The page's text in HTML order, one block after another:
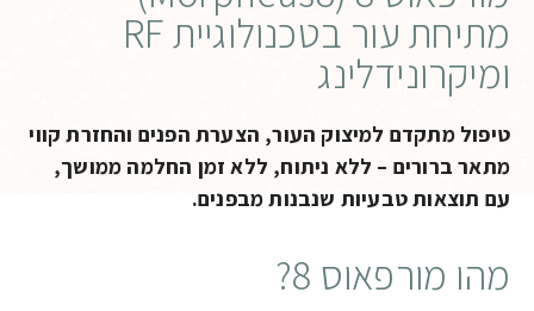
מתיחת עור בטכנולוגיית RF
ומיקרונידלינג
טיפול מתקדם למיצוק העור, הצערת הפנים והחזרת קווי
מתאר ברורים – ללא ניתוח, ללא זמן החלמה ממושך,
עם תוצאות טבעיות שנבנות מבפנים.
מהו מורפאוס 8?